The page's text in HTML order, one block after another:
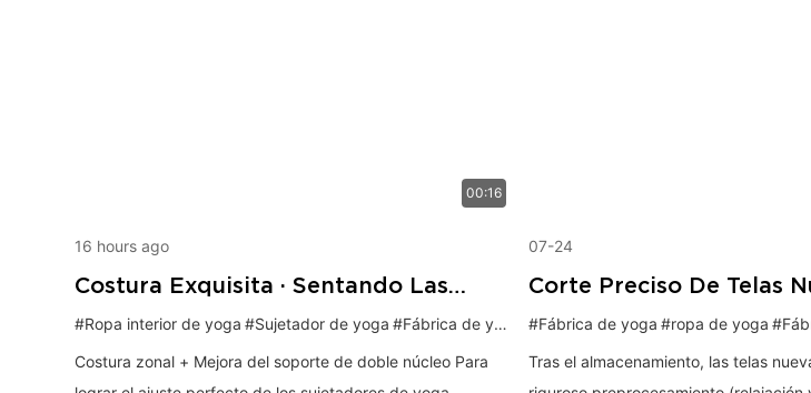
00:16
16 hours ago
Costura Exquisita · Sentando Las
Bases Para La Comodidad Del
Sujetador De Yoga
#Ropa interior de yoga #Sujetador de yoga #Fábrica de yoga
Costura zonal + Mejora del soporte de doble núcleo Para
07-24
Corte Preciso De Telas
Control De Calidad De
Yoga Desde El Origen
#Fábrica de yoga #ropa de yoga
Tras el almacenamiento, las telas